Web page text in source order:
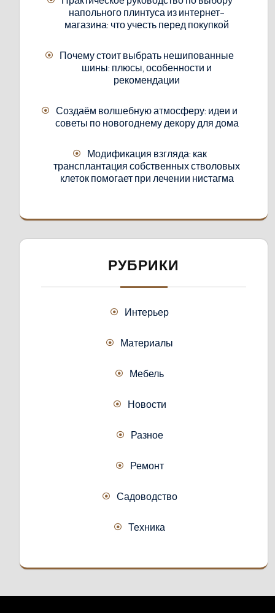
напольного плинтуса из интернет-
магазина: что учесть перед покупкой
Почему стоит выбрать нешипованные
шины: плюсы, особенности и
рекомендации
Создаём волшебную атмосферу: идеи и
советы по новогоднему декору для дома
Модификация взгляда: как
трансплантация собственных стволовых
клеток помогает при лечении нистагма
РУБРИКИ
Интерьер
Материалы
Мебель
Новости
Разное
Ремонт
Садоводство
Техника